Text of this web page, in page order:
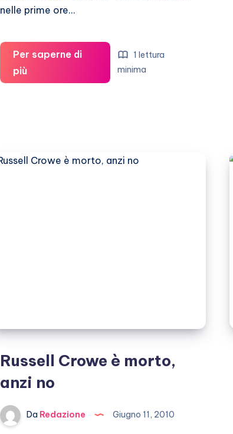
nelle prime ore…
Per saperne di
piùPietro
Taricone,
1 lettura
minima
Russell Crowe è morto,
anzi no
Da Redazione Giugno 11, 2010